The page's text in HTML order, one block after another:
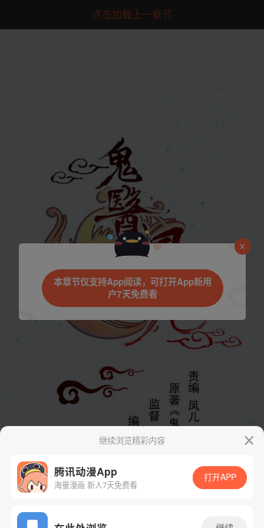
点击加载上一章节
App免费看
继续浏览精彩内容
腾讯动漫App
海量漫画 新人7天免费看
打开APP
本章节仅支持App阅读，可打开App新用
户7天免费看